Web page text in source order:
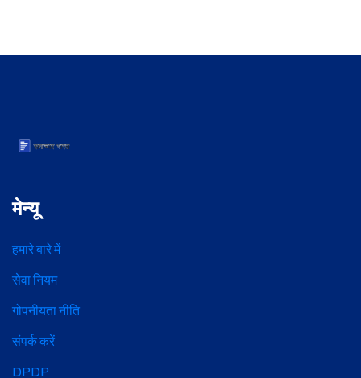
मेन्यू
हमारे बारे में
सेवा नियम
गोपनीयता नीति
संपर्क करें
DPDP